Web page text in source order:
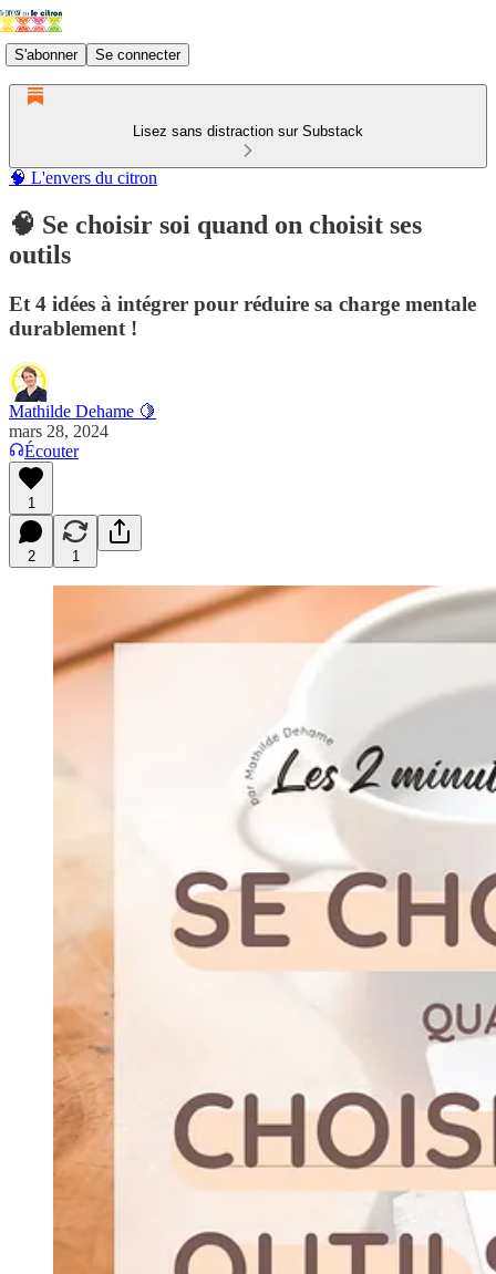
S'abonner Se connecter
Lisez sans distraction sur Substack
🧠 L'envers du citron
🧠 Se choisir soi quand on choisit ses
outils
Et 4 idées à intégrer pour réduire sa charge mentale
durablement !
Mathilde Dehame 🍋
mars 28, 2024
Écouter
1
2 1